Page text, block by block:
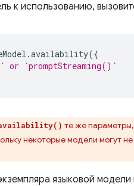
к использованию,
.availability({
or `promptStreaming()`
те же параметры,
некоторые модели могут
языковой модели